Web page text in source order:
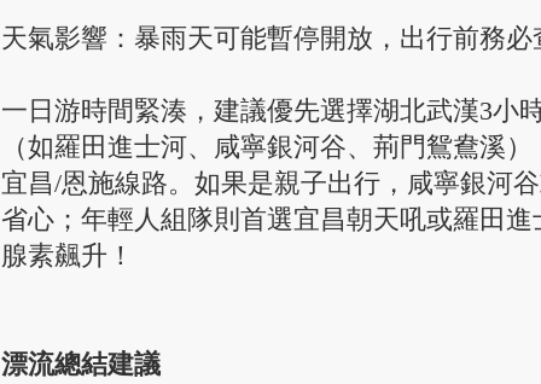
天氣影響：暴雨天可能暫停開放，出行前務
一日游時間緊湊，建議優先選擇湖北武漢3小
（如羅田進士河、咸寧銀河谷、荊門鴛鴦溪
宜昌/恩施線路。如果是親子出行，咸寧銀河
省心；年輕人組隊則首選宜昌朝天吼或羅田
腺素飆升！
漂流總結建議